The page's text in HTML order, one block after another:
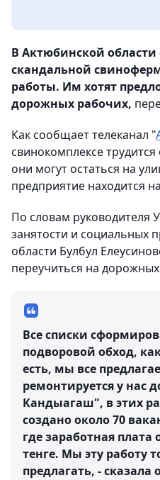
В Актюбинской области
скандальной
работы. Им хотят
дорожных рабочих,
Как сообщает телеканал "
свинокомплексе
они могут остаться на
предприятие находится
По словам руководителя
занятости и социальных
области Булбул
переучиться на
Все списки
подворовой обход,
есть, мы все
ремонтируется у нас
Кандыагаш", в этих
создано около 70
где заработная плата
тенге. Мы эту работу
предлагать, - сказала